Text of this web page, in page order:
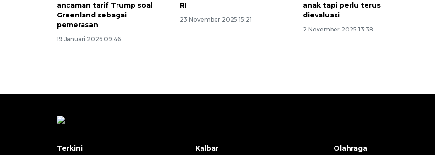
ancaman tarif Trump soal
Greenland sebagai
pemerasan
19 Januari 2026 09:46
RI
23 November 2025 15:21
anak tapi perlu terus
dievaluasi
2 November 2025 13:38
Terkini Kalbar Olahraga